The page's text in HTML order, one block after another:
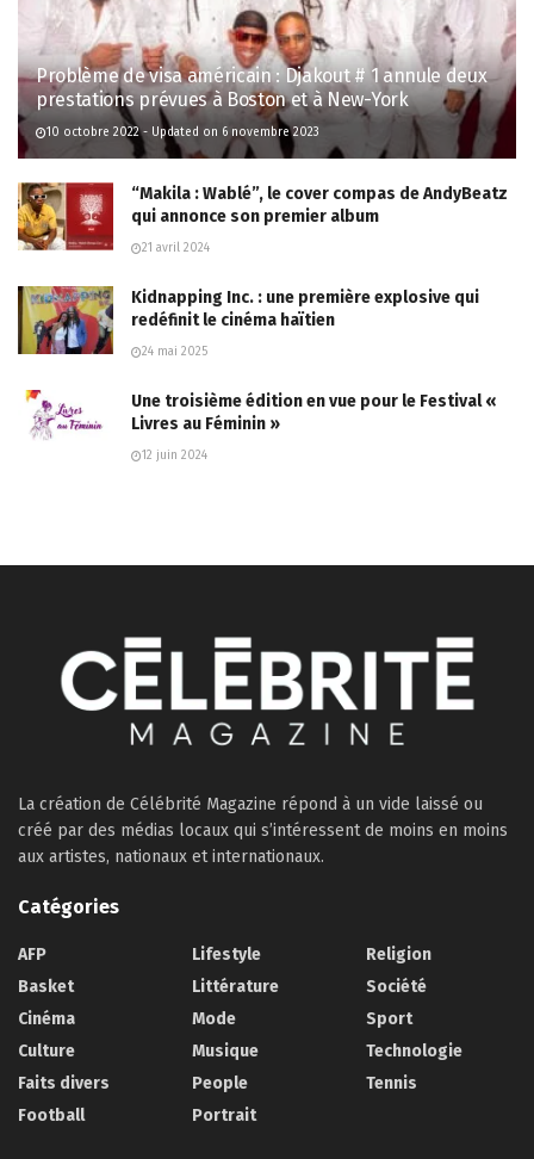
Problème de visa américain : Djakout # 1 annule deux
prestations prévues à Boston et à New-York
10 octobre 2022 - Updated on 6 novembre 2023
“Makila : Wablé”, le cover compas de AndyBeatz
qui annonce son premier album
21 avril 2024
Kidnapping Inc. : une première explosive qui
redéfinit le cinéma haïtien
24 mai 2025
Une troisième édition en vue pour le Festival «
Livres au Féminin »
12 juin 2024
La création de Célébrité Magazine répond à un vide laissé ou
créé par des médias locaux qui s’intéressent de moins en moins
aux artistes, nationaux et internationaux.
Catégories
AFP
Basket
Cinéma
Culture
Faits divers
Football
Lifestyle
Littérature
Mode
Musique
People
Portrait
Religion
Société
Sport
Technologie
Tennis